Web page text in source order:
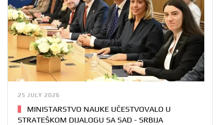
25 JULY 2026
MINISTARSTVO NAUKE UČESTVOVALO U
STRATEŠKOM DIJALOGU SA SAD - SRBIJA